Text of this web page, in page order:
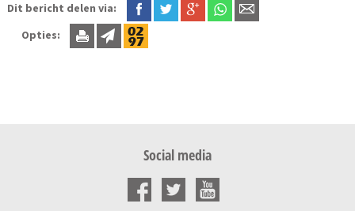
Dit bericht delen via:
Opties:
Social media